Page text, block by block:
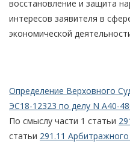
восстановление и защита
интересов заявителя в
экономической
Определение Верховного
ЭС18-12323 по делу N А40-
По смыслу части 1 статьи
статьи 291.11